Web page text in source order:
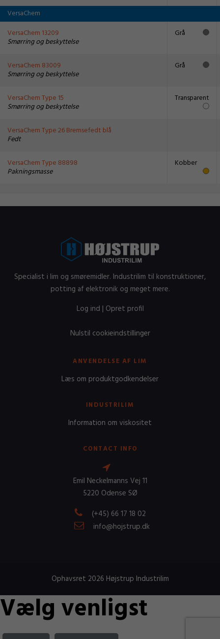
VersaChem
VersaChem 13209
Smørring og beskyttelse
Grå
VersaChem 83009
Smørring og beskyttelse
Grå
VersaChem Type 15
Smørring og beskyttelse
Transparent
VersaChem Type 26 Bremsefedt blå
Fedt
VersaChem Type 88898
Pakningsmasse
Kobber
Specialist i lim og smøremidler. Industrilim til konstruktioner,
potting af elektronik og meget mere.
Log ind | Opret profil
Nulstil cookieindstillinger
ANVENDELSE AF LIM
Læs om produktgodkendelser
INDUSTRILIM
Information om viskositet
CONTACT INFO
Emil Neckelmanns Vej 11
5220 Odense SØ
(+45) 66 17 18 02
info@hojstrup.dk
Ophavsret 2026 Højstrup Industrilim
Vælg venligst